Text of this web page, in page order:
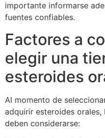
importante informarse
fuentes confiables.
Factores a
elegir una
esteroides
Al momento de
adquirir esteroides
deben considerarse: